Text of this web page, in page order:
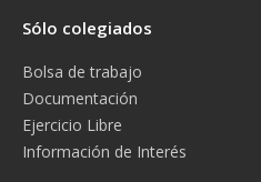
Sólo colegiados
Bolsa de trabajo
Documentación
Ejercicio Libre
Información de Interés